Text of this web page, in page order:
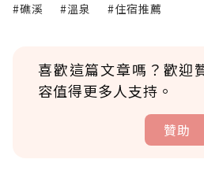
#礁溪 #溫泉 #住宿推薦
喜歡這篇文章嗎？歡迎
容值得更多人支持。
贊助